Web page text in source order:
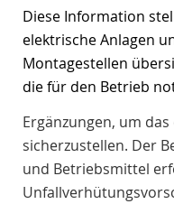
Diese Information
elektrische Anlagen
Montagestellen
die für den Betrieb
Ergänzungen, um
sicherzustellen. Der
und Betriebsmittel